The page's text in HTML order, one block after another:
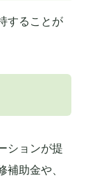
することが
ションが提
助金や、